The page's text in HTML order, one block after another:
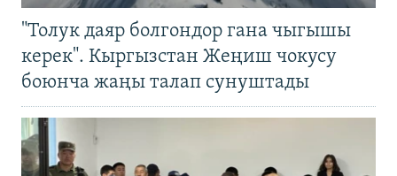
"Толук даяр болгондор гана чыгышы
керек". Кыргызстан Жеңиш чокусу
боюнча жаңы талап сунуштады